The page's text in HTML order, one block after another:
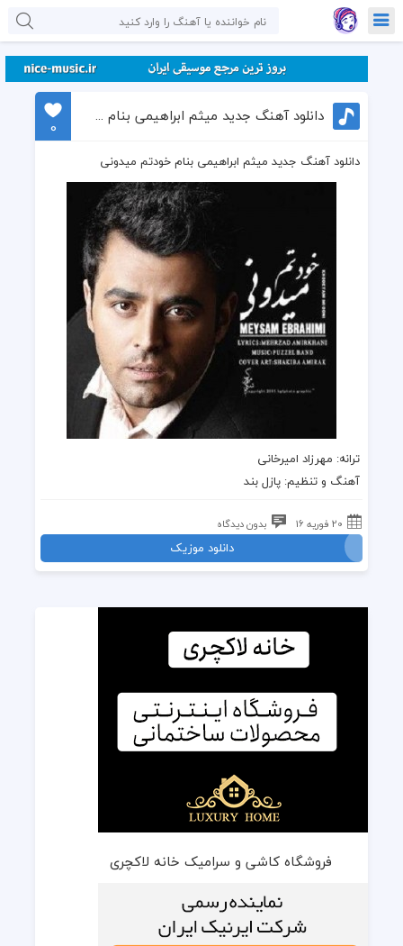
دانلود آهنگ جدید میثم ابراهیمی بنام خودتم میدونی
0
دانلود آهنگ جدید میثم ابراهیمی بنام خودتم میدونی
ترانه: مهرزاد امیرخانی
آهنگ و تنظیم: پازل بند
20 فوریه 16 بدون دیدگاه
دانلود موزیک
فروشگاه کاشی و سرامیک خانه لاکچری